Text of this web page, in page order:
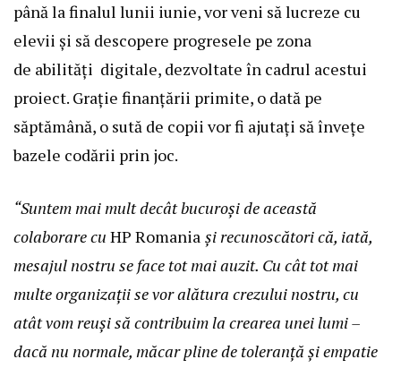
până la finalul lunii iunie, vor veni să lucreze cu
elevii și să descopere progresele pe zona
de abilități digitale, dezvoltate în cadrul acestui
proiect. Grație finanțării primite, o dată pe
săptămână, o sută de copii vor fi ajutați să învețe
bazele codării prin joc.
“Suntem mai mult decât bucuroși de această
colaborare cu HP Romania și recunoscători că, iată,
mesajul nostru se face tot mai auzit. Cu cât tot mai
multe organizații se vor alătura crezului nostru, cu
atât vom reuși să contribuim la crearea unei lumi –
dacă nu normale, măcar pline de toleranță și empatie